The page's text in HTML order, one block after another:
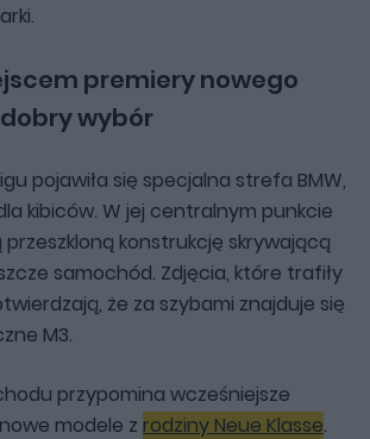
premiery nowego
dobry wybór
pojawiła się specjalna strefa BMW,
kibiców. W jej centralnym punkcie
konstrukcję skrywającą
samochód. Zdjęcia, które trafiły
że za szybami znajduje się
M3.
przypomina wcześniejsze
modele z rodziny Neue Klasse.